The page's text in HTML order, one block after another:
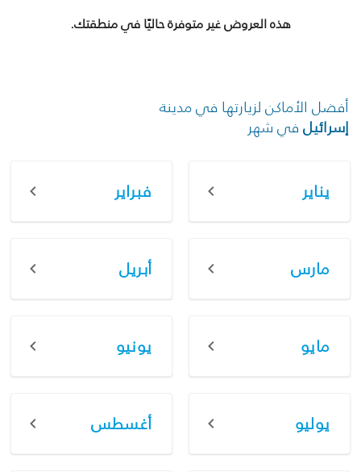
هذه العروض غير متوفرة حاليًا في منطقتك.
أفضل الأماكن لزيارتها في مدينة
إسرائيل في شهر
يناير فبراير
مارس أبريل
مايو يونيو
يوليو أغسطس